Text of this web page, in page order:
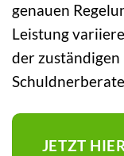
genauen
Leistung
der
JETZT